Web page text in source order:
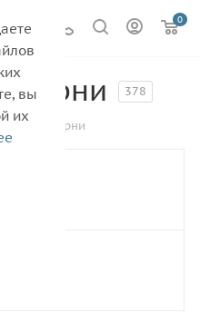
0
378
и шестерни
вы
их